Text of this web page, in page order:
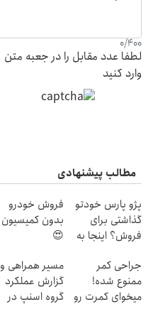
0/400
لطفا عدد مقابل را در جعبه متن
وارد کنید
مطالب پیشنهادی
پژو پارس خودتو
گذاشتی برای
فروش؟ اینجا به
فروش خودرو
بدون کمیسیون
😍
جراحی کمر
ممنوع شده!
میخوای کمرت رو
مسیر همراهی و
گزارش عملکرد
گروه اسنپ در